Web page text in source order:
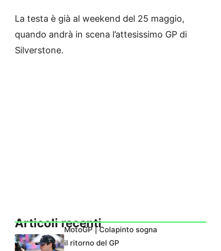
La testa è già al weekend del 25 maggio,
quando andrà in scena l’attesissimo GP di
Silverstone.
Articoli recentiMotoGP | Colapinto sogna
il ritorno del GP